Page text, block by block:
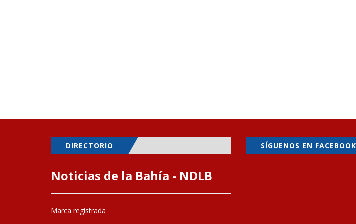
DIRECTORIO
Noticias de la Bahía - NDLB
Marca registrada
SÍGUENOS EN FACEBOOK